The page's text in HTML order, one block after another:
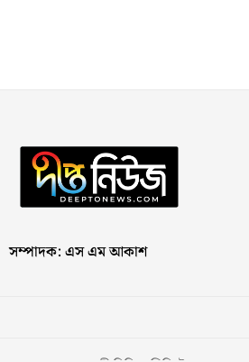
সম্পাদক: এস এম আকাশ